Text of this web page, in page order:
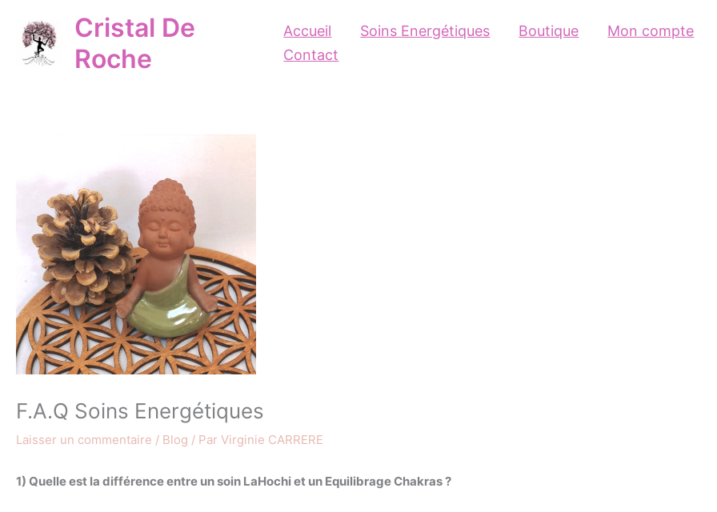
contenu
Cristal De
Roche
Accueil Soins Energétiques Boutique
Mon compte
Contact
F.A.Q Soins Energétiques
Laisser un commentaire / Blog / Par Virginie CARRERE
1) Quelle est la différence entre un soin LaHochi et un Equilibrage Chakras ?